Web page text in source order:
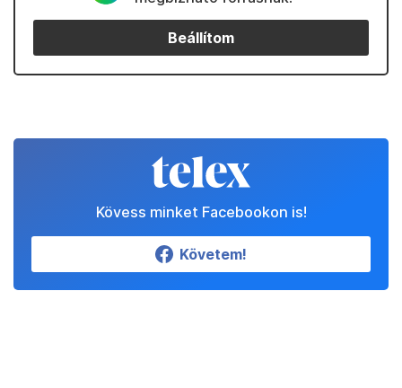
Beállítom
Kövess minket Facebookon is!
Követem!